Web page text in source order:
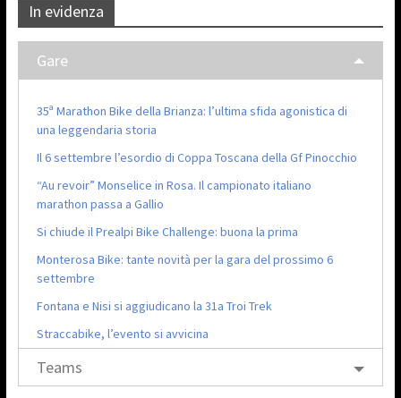
In evidenza
Gare
35ª Marathon Bike della Brianza: l’ultima sfida agonistica di
una leggendaria storia
Il 6 settembre l’esordio di Coppa Toscana della Gf Pinocchio
“Au revoir” Monselice in Rosa. Il campionato italiano
marathon passa a Gallio
Si chiude il Prealpi Bike Challenge: buona la prima
Monterosa Bike: tante novità per la gara del prossimo 6
settembre
Fontana e Nisi si aggiudicano la 31a Troi Trek
Straccabike, l’evento si avvicina
Teams